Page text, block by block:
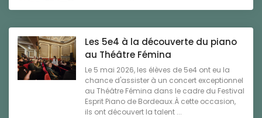
Les 5e4 à la découverte du piano
au Théâtre Fémina
Le 5 mai 2026, les élèves de 5e4 ont eu la
chance d'assister à un concert exceptionnel
au Théâtre Fémina dans le cadre du Festival
Esprit Piano de Bordeaux.À cette occasion,
ils ont découvert la talent ...